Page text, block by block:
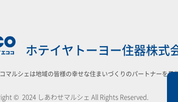
ホテイヤトーヨー住器株式
マルシェは地域の皆様の幸せな住まいづくりのパートナーを目
© 2024 しあわせマルシェ All Rights Reserved.